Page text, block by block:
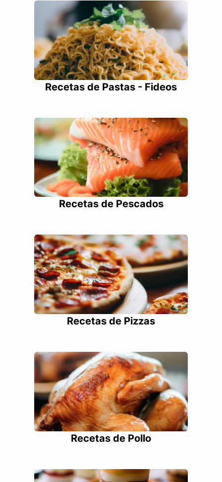
Recetas de Pastas - Fideos
Recetas de Pescados
Recetas de Pizzas
Recetas de Pollo